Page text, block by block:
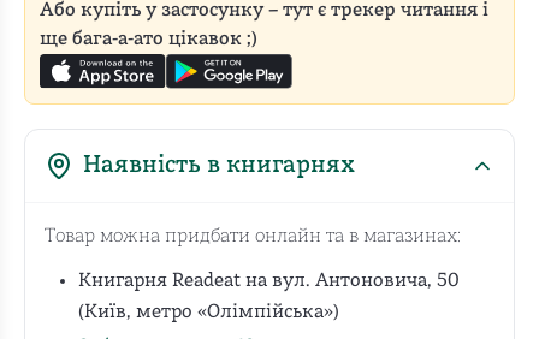
Або купіть у застосунку – тут є трекер читання і
ще бага-а-ато цікавок ;)
Наявність в книгарнях
Товар можна придбати онлайн та в магазинах:
Книгарня Readeat на вул. Антоновича, 50
(Київ, метро «Олімпійська»)